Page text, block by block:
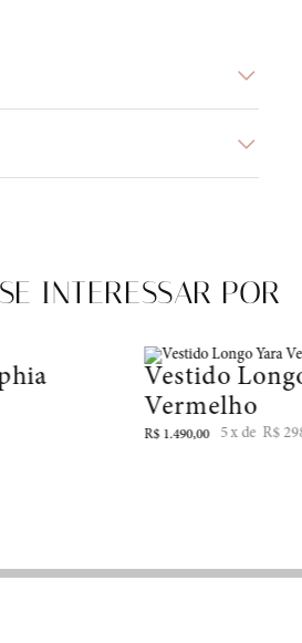
INTERESSAR POR
Vestido
Vermelho
R$ 1.490,00 5 R$